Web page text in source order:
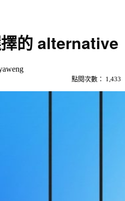
的 alternative
點閱次數： 1,433